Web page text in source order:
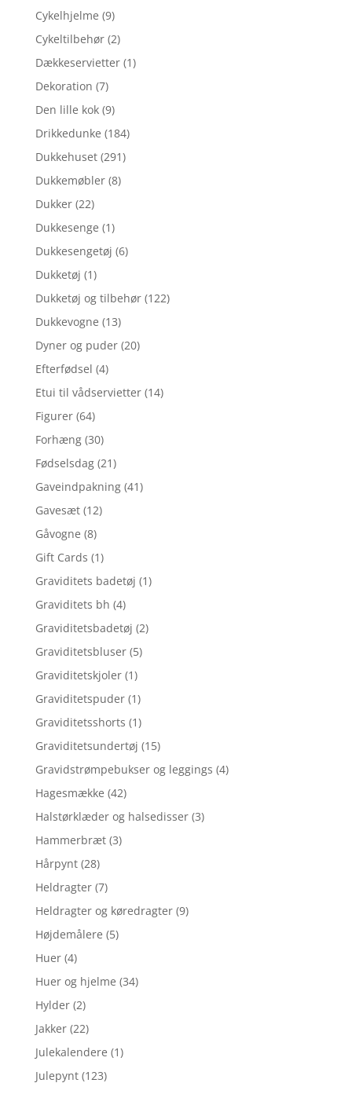
Cykelhjelme (9)
Cykeltilbehør (2)
Dækkeservietter (1)
Dekoration (7)
Den lille kok (9)
Drikkedunke (184)
Dukkehuset (291)
Dukkemøbler (8)
Dukker (22)
Dukkesenge (1)
Dukkesengetøj (6)
Dukketøj (1)
Dukketøj og tilbehør (122)
Dukkevogne (13)
Dyner og puder (20)
Efterfødsel (4)
Etui til vådservietter (14)
Figurer (64)
Forhæng (30)
Fødselsdag (21)
Gaveindpakning (41)
Gavesæt (12)
Gåvogne (8)
Gift Cards (1)
Graviditets badetøj (1)
Graviditets bh (4)
Graviditetsbadetøj (2)
Graviditetsbluser (5)
Graviditetskjoler (1)
Graviditetspuder (1)
Graviditetsshorts (1)
Graviditetsundertøj (15)
Gravidstrømpebukser og leggings (4)
Hagesmække (42)
Halstørklæder og halsedisser (3)
Hammerbræt (3)
Hårpynt (28)
Heldragter (7)
Heldragter og køredragter (9)
Højdemålere (5)
Huer (4)
Huer og hjelme (34)
Hylder (2)
Jakker (22)
Julekalendere (1)
Julepynt (123)